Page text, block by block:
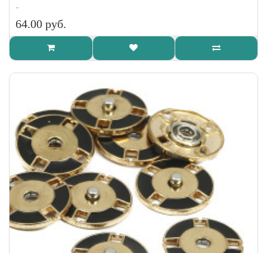
..
64.00 руб.